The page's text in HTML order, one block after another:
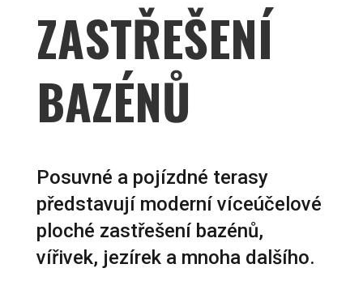
ZASTŘEŠENÍ
BAZÉNŮ
Posuvné a pojízdné terasy
představují moderní víceúčelové
ploché zastřešení bazénů,
vířivek, jezírek a mnoha dalšího.